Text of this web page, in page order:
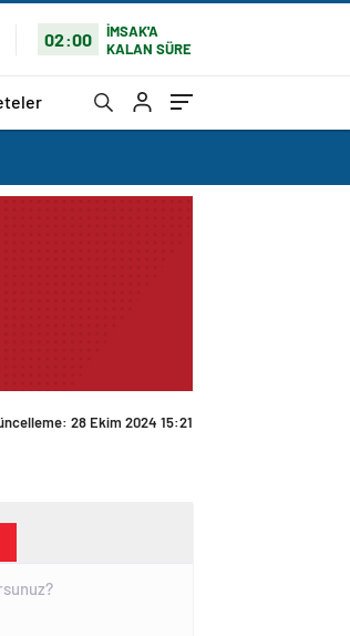
02:00
İMSAK'A
KALAN SÜRE